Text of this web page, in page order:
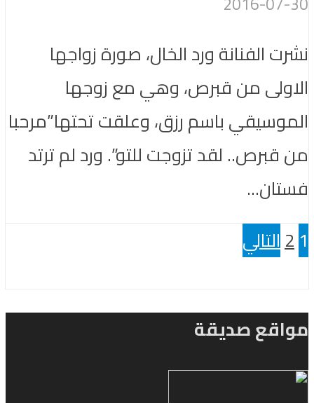
نشرت الفنانة ورد الخال، صورة زواجها
الاولى من قبرص، وهي مع زوجها
الموسيقي باسم رزق، وعلقت تحتها”مرحبا
من قبرص.. لقد تزوجت للتو”. ورد لم ترتد
فستان...
1
2التالي
مواقع صديقة